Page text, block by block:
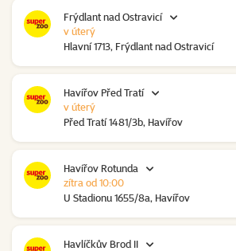
Frýdlant nad Ostravicí
Hlavní 1713, Frýdlant nad Ostravicí
v úterý
Havířov Před Tratí
Před Tratí 1481/3b, Havířov
v úterý
Havířov Rotunda
U Stadionu 1655/8a, Havířov
zítra od 10:00
Havlíčkův Brod II